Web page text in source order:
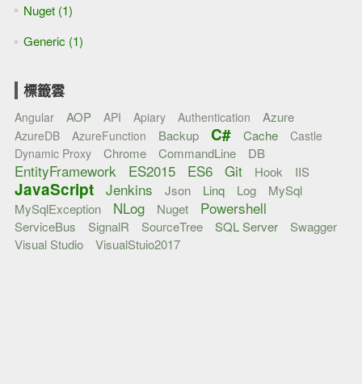
Nuget (1)
Generic (1)
標籤雲
Angular AOP API Apiary Authentication Azure
AzureDB AzureFunction Backup C# Cache
Castle
Dynamic Proxy
Chrome CommandLine DB
EntityFramework ES2015 ES6 Git Hook IIS
JavaScript Jenkins Json Linq Log
MySql
MySqlException
NLog Nuget Powershell
ServiceBus SignalR SourceTree SQL Server
Swagger
Visual Studio
VisualStuio2017